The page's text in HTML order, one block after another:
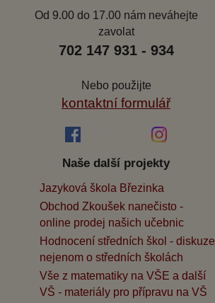
Od 9.00 do 17.00 nám neváhejte
zavolat
702 147 931 - 934
Nebo použijte
kontaktní formulář
Naše další projekty
Jazyková škola Březinka
Obchod Zkoušek nanečisto -
online prodej našich učebnic
Hodnocení středních škol - diskuze
nejenom o středních školách
Vše z matematiky na VŠE a další
VŠ - materiály pro přípravu na VŠ